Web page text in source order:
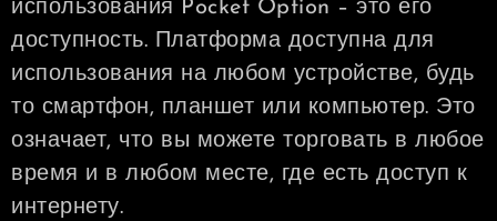
использования Pocket Option – это его
доступность. Платформа доступна для
использования на любом устройстве, будь
то смартфон, планшет или компьютер. Это
означает, что вы можете торговать в любое
время и в любом месте, где есть доступ к
интернету.